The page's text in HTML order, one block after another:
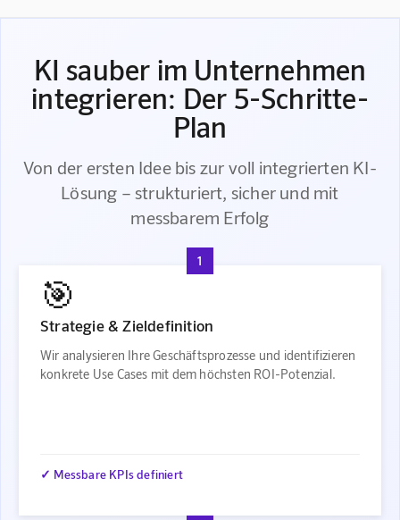
KI sauber im Unternehmen
integrieren: Der 5-Schritte-
Plan
Von der ersten Idee bis zur voll integrierten KI-
Lösung – strukturiert, sicher und mit
messbarem Erfolg
1
🎯
Strategie & Zieldefinition
Wir analysieren Ihre Geschäftsprozesse und identifizieren
konkrete Use Cases mit dem höchsten ROI-Potenzial.
✓ Messbare KPIs definiert